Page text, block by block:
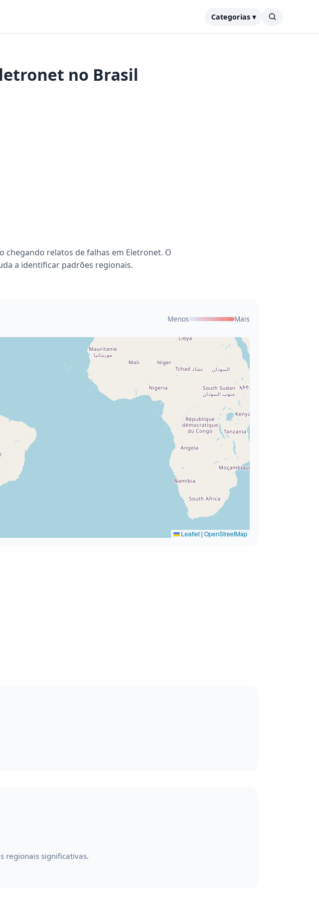
Categorias ▾
no Brasil
chegando relatos de falhas em Eletronet. O
a identificar padrões regionais.
Menos Mais
Leaflet | OpenStreetMap
regionais significativas.